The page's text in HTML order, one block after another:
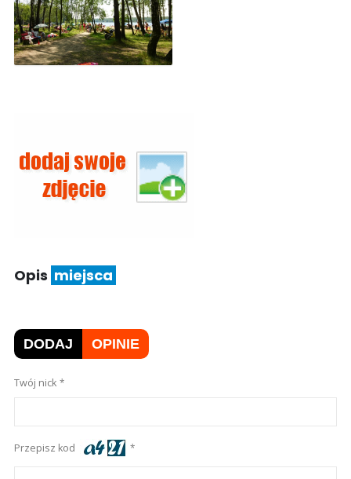
Opis miejsca
DODAJ OPINIE
Twój nick
Przepisz kod